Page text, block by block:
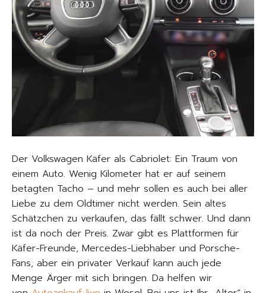
Der Volkswagen Käfer als Cabriolet: Ein Traum von
einem Auto. Wenig Kilometer hat er auf seinem
betagten Tacho – und mehr sollen es auch bei aller
Liebe zu dem Oldtimer nicht werden. Sein altes
Schätzchen zu verkaufen, das fällt schwer. Und dann
ist da noch der Preis. Zwar gibt es Plattformen für
Käfer-Freunde, Mercedes-Liebhaber und Porsche-
Fans, aber ein privater Verkauf kann auch jede
Menge Ärger mit sich bringen. Da helfen wir